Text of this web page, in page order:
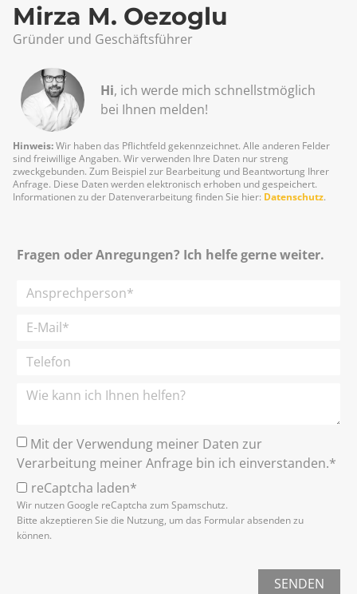
Mirza M. Oezoglu
Gründer und Geschäftsführer
Hi, ich werde mich schnellst­möglich
bei Ihnen melden!
Hinweis:Wir haben das Pflichtfeld gekennzeichnet. Alle anderen Felder
sind freiwillige Angaben. Wir verwenden Ihre Daten nur streng
zweckgebunden. Zum Beispiel zur Bearbeitung und Beantwortung Ihrer
Anfrage. Diese Daten werden elektronisch erhoben und gespeichert.
Informationen zu der Datenverarbeitung finden Sie hier: Datenschutz.
Fragen oder Anregungen? Ich helfe gerne weiter.
Mit der Verwendung meiner Daten zur
Verarbeitung meiner Anfrage bin ich einverstanden.*
reCaptcha laden*
Wir nutzen Google reCaptcha zum Spamschutz.
Bitte akzeptieren Sie die Nutzung, um das Formular absenden zu
können.
SENDEN